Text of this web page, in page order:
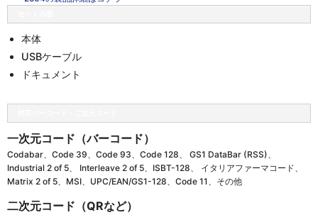
本体
USBケーブル
ドキュメント
一次元コード（バーコード）
Codabar、Code 39、Code 93、Code 128、 GS1 DataBar (RSS)、
Industrial 2 of 5、 Interleave 2 of 5、ISBT-128、 イタリアファーマコード、
Matrix 2 of 5、MSI、UPC/EAN/GS1-128、Code 11、その他
二次元コード（QRなど）